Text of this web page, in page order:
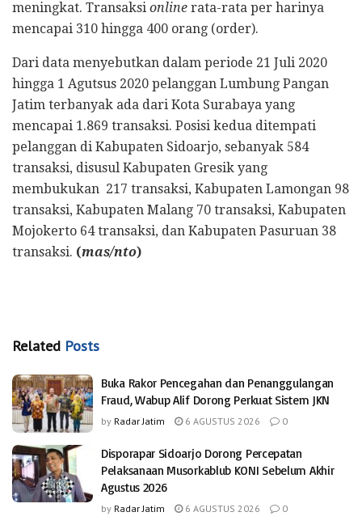
meningkat. Transaksi online rata-rata per harinya
mencapai 310 hingga 400 orang (order).
Dari data menyebutkan dalam periode 21 Juli 2020
hingga 1 Agutsus 2020 pelanggan Lumbung Pangan
Jatim terbanyak ada dari Kota Surabaya yang
mencapai 1.869 transaksi. Posisi kedua ditempati
pelanggan di Kabupaten Sidoarjo, sebanyak 584
transaksi, disusul Kabupaten Gresik yang
membukukan 217 transaksi, Kabupaten Lamongan 98
transaksi, Kabupaten Malang 70 transaksi, Kabupaten
Mojokerto 64 transaksi, dan Kabupaten Pasuruan 38
transaksi. (mas/nto)
Related Posts
Buka Rakor Pencegahan dan Penanggulangan
Fraud, Wabup Alif Dorong Perkuat Sistem JKN
by Radar Jatim 6 AGUSTUS 2026 0
Disporapar Sidoarjo Dorong Percepatan
Pelaksanaan Musorkablub KONI Sebelum Akhir
Agustus 2026
by Radar Jatim 6 AGUSTUS 2026 0